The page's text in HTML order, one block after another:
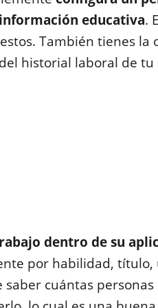
educativa.
También tienes la
historial laboral de
dentro de su
por habilidad, título,
cuántas